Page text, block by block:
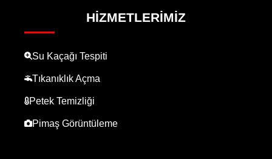
HIZMETLERIMIZ
Su Kaçağı Tespiti
Tıkanıklık Açma
Petek Temizliği
Pimaş Görüntüleme